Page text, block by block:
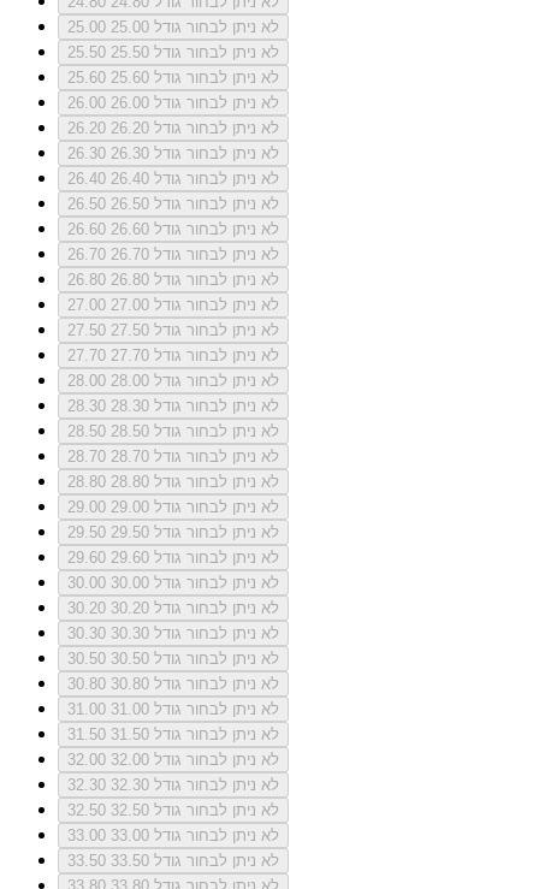
25.00
לא ניתן לבחור גודל 25.00
25.50
לא ניתן לבחור גודל 25.50
25.60
לא ניתן לבחור גודל 25.60
26.00
לא ניתן לבחור גודל 26.00
26.20
לא ניתן לבחור גודל 26.20
26.30
לא ניתן לבחור גודל 26.30
26.40
לא ניתן לבחור גודל 26.40
26.50
לא ניתן לבחור גודל 26.50
26.60
לא ניתן לבחור גודל 26.60
26.70
לא ניתן לבחור גודל 26.70
26.80
לא ניתן לבחור גודל 26.80
27.00
לא ניתן לבחור גודל 27.00
27.50
לא ניתן לבחור גודל 27.50
27.70
לא ניתן לבחור גודל 27.70
28.00
לא ניתן לבחור גודל 28.00
28.30
לא ניתן לבחור גודל 28.30
28.50
לא ניתן לבחור גודל 28.50
28.70
לא ניתן לבחור גודל 28.70
28.80
לא ניתן לבחור גודל 28.80
29.00
לא ניתן לבחור גודל 29.00
29.50
לא ניתן לבחור גודל 29.50
29.60
לא ניתן לבחור גודל 29.60
30.00
לא ניתן לבחור גודל 30.00
30.20
לא ניתן לבחור גודל 30.20
30.30
לא ניתן לבחור גודל 30.30
30.50
לא ניתן לבחור גודל 30.50
30.80
לא ניתן לבחור גודל 30.80
31.00
לא ניתן לבחור גודל 31.00
31.50
לא ניתן לבחור גודל 31.50
32.00
לא ניתן לבחור גודל 32.00
32.30
לא ניתן לבחור גודל 32.30
32.50
לא ניתן לבחור גודל 32.50
33.00
לא ניתן לבחור גודל 33.00
33.50
לא ניתן לבחור גודל 33.50